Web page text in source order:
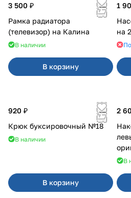
3 500 ₽
Рамка радиатора
(телевизор) на Калина
В наличии
В корзину
1
920 ₽
Крюк буксировочный №18
В наличии
В корзину
2
левый
В